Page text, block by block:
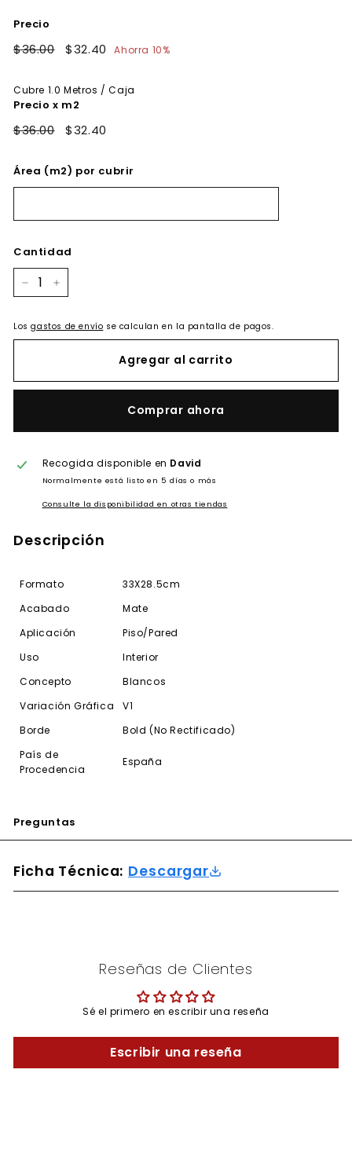
Precio
Precio
$36.00$36.00
Precio
$32.40 $32.40
Ahorra 10%
Cubre 1.0 Metros / Caja
Precio x m2
$36.00 $32.40
Área (m2) por cubrir
Cantidad
Losgastos de envío se calculan en la pantalla de pagos.
Agregar al carrito
Comprar ahora
Recogida disponible en David
Normalmente está listo en 5 días o más
Consulte la disponibilidad en otras tiendas
Descripción
Formato
33X28.5cm
Acabado
Mate
Aplicación
Piso/Pared
Uso
Interior
Concepto
Blancos
Variación Gráfica
V1
Borde
Bold (No Rectificado)
País de
Procedencia
España
Preguntas
Ficha Técnica: Descargar
Reseñas de Clientes
Sé el primero en escribir una reseña
Escribir una reseña